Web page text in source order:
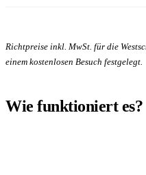
Richtpreise inkl. MwSt. für die
einem kostenlosen Besuch festgelegt.
Wie funktioniert es?